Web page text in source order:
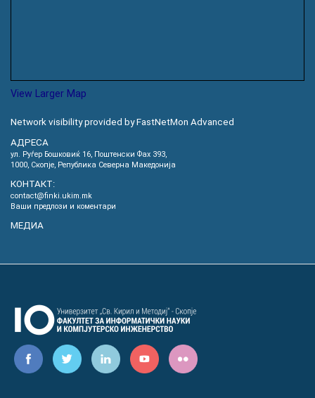
View Larger Map
Network visibility provided by FastNetMon Advanced
АДРЕСА
ул. Руѓер Бошковиќ 16, Пoштенски Фах 393,
1000, Скопје, Република Северна Македонија
КОНТАКТ:
contact@finki.ukim.mk
Ваши предлози и коментари
МЕДИА